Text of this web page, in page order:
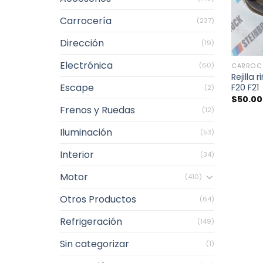
Carrocería (237)
Dirección (19)
Electrónica (60)
Escape (2)
Frenos y Ruedas (12)
Iluminación (53)
Interior (34)
Motor (410)
Otros Productos (64)
Refrigeración (149)
Sin categorizar (1)
+
Rejilla
F20 F21
$